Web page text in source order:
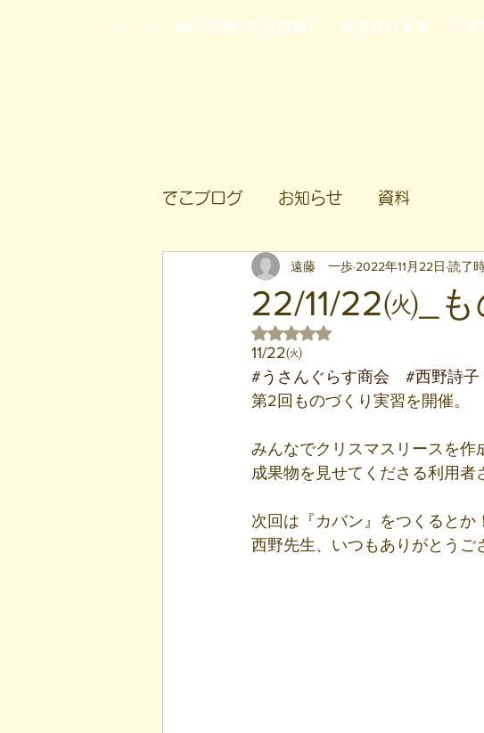
ホーム 自立訓練(生活訓練) 就労移行支援 ご
でこブログ お知らせ 資料
22/11/22㈫_
遠藤 一歩 2022年11月22日 読了
5つ星のうちNaNと評価されていま
11/22㈫
#うさんぐらす商会
#西野詩子
第2回ものづくり実習を開催。
みんなでクリスマスリースを作
成果物を見せてくださる利用者
次回は『カバン』をつくるとか！
西野先生、いつもありがとうご